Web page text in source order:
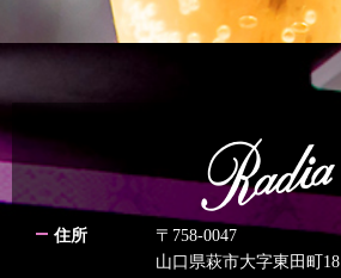
住所
〒758-0047
山口県萩市大字東田町18